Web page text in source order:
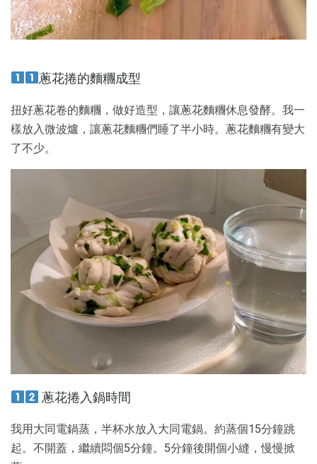
蔥花捲的麵糰成型
扭好蔥花卷的麵糰，做好造型，讓蔥花麵糰休息發酵。我一
樣放入微波爐，讓蔥花麵糰們睡了半小時。蔥花麵糰有變大
了不少。
蔥花捲入鍋時間
我用大同電鍋蒸，半杯水放入大同電鍋。約蒸個15分鐘跳
起。不開蓋，繼續悶個5分鐘。5分鐘後開個小縫，慢慢掀